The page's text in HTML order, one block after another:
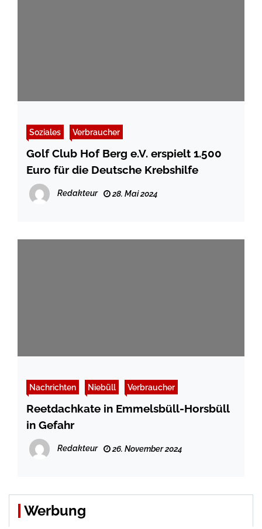
Soziales Verbraucher
Golf Club Hof Berg e.V. erspielt 1.500
Euro für die Deutsche Krebshilfe
Redakteur 28. Mai 2024
Nachrichten Niebüll Verbraucher
Reetdachkate in Emmelsbüll-Horsbüll
in Gefahr
Redakteur 26. November 2024
Werbung